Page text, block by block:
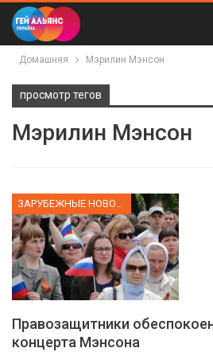
Домашняя Мэрилин Мэнсон
просмотр тегов
Мэрилин Мэнсон
Правозащитники
концерта Мэнсона